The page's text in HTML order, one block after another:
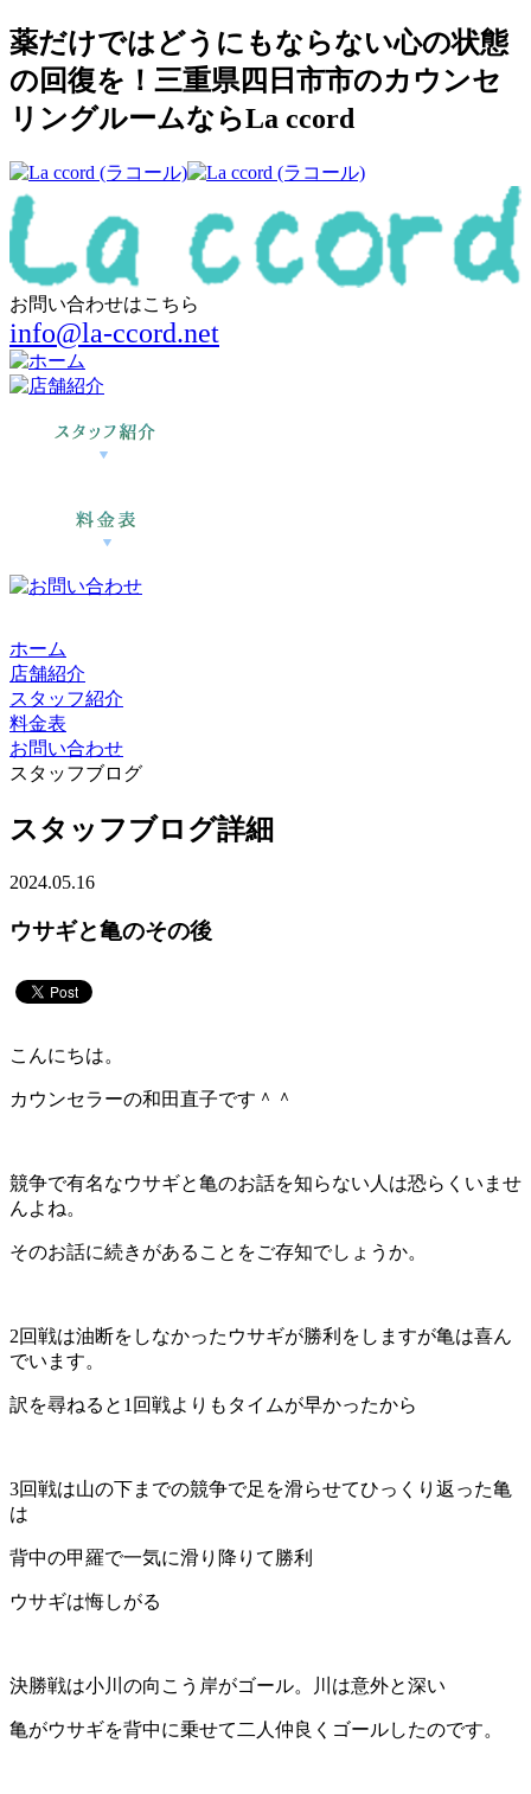
薬だけではどうにもならない心の状態
の回復を！三重県四日市市のカウンセ
リングルームならLa ccord
お問い合わせはこちら
info@la-ccord.net
ホーム
店舗紹介
スタッフ紹介
料金表
お問い合わせ
スタッフブログ
スタッフブログ詳細
2024.05.16
ウサギと亀のその後
こんにちは。
カウンセラーの和田直子です＾＾
競争で有名なウサギと亀のお話を知らない人は恐らくいませ
んよね。
そのお話に続きがあることをご存知でしょうか。
2回戦は油断をしなかったウサギが勝利をしますが亀は喜ん
でいます。
訳を尋ねると1回戦よりもタイムが早かったから
3回戦は山の下までの競争で足を滑らせてひっくり返った亀
は
背中の甲羅で一気に滑り降りて勝利
ウサギは悔しがる
決勝戦は小川の向こう岸がゴール。川は意外と深い
亀がウサギを背中に乗せて二人仲良くゴールしたのです。